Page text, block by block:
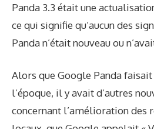
Panda 3.3 était une
ce qui signifie qu’aucun des
Panda n’était nouveau ou
Alors que Google Panda
l’époque, il y avait d’autres
concernant l’amélioration des